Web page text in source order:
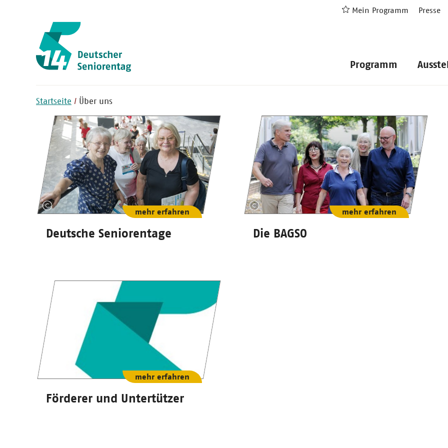
Mein Programm Presse
Programm
Startseite Über uns
Deutsche Seniorentage
mehr erfahren
Die BAGSO
mehr erfahren
Förderer und Untertützer
mehr erfahren